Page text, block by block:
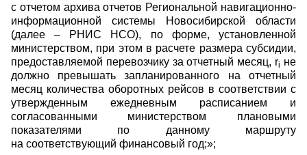
с отчетом архива отчетов Региональной навигационно-
информационной системы Новосибирской области
(далее – РНИС НСО), по форме, установленной
министерством, при этом в расчете размера субсидии,
предоставляемой перевозчику за отчетный месяц, ri не
должно превышать запланированного на отчетный
месяц количества оборотных рейсов в соответствии с
утвержденным ежедневным расписанием и
согласованными министерством плановыми
показателями по данному маршруту
на соответствующий финансовый год;»;